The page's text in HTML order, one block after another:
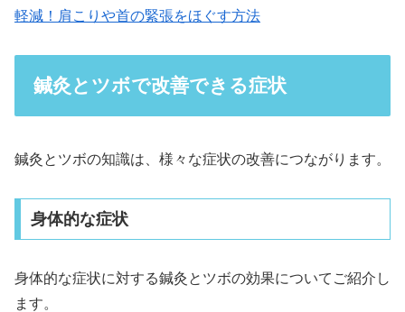
軽減！肩こりや首の緊張をほぐす方法
鍼灸とツボで改善できる症状
鍼灸とツボの知識は、様々な症状の改善につながります。
身体的な症状
身体的な症状に対する鍼灸とツボの効果についてご紹介し
ます。